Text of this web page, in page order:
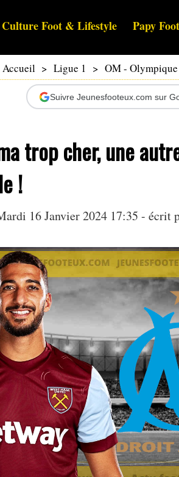
Culture Foot & Lifestyle Papy Foot
Accueil > Ligue 1 > OM -
Suivre Jeunesfooteux.com sur
trop cher, une
!
16 Janvier 2024 17:35 - écrit